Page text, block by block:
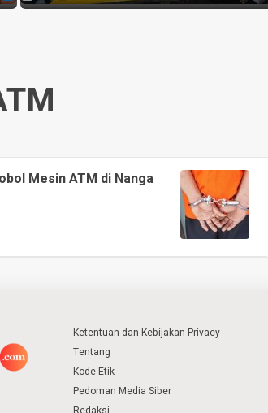
Mesin ATM di Nanga
Ketentuan dan Kebijakan Privacy
Tentang
Kode Etik
Pedoman Media Siber